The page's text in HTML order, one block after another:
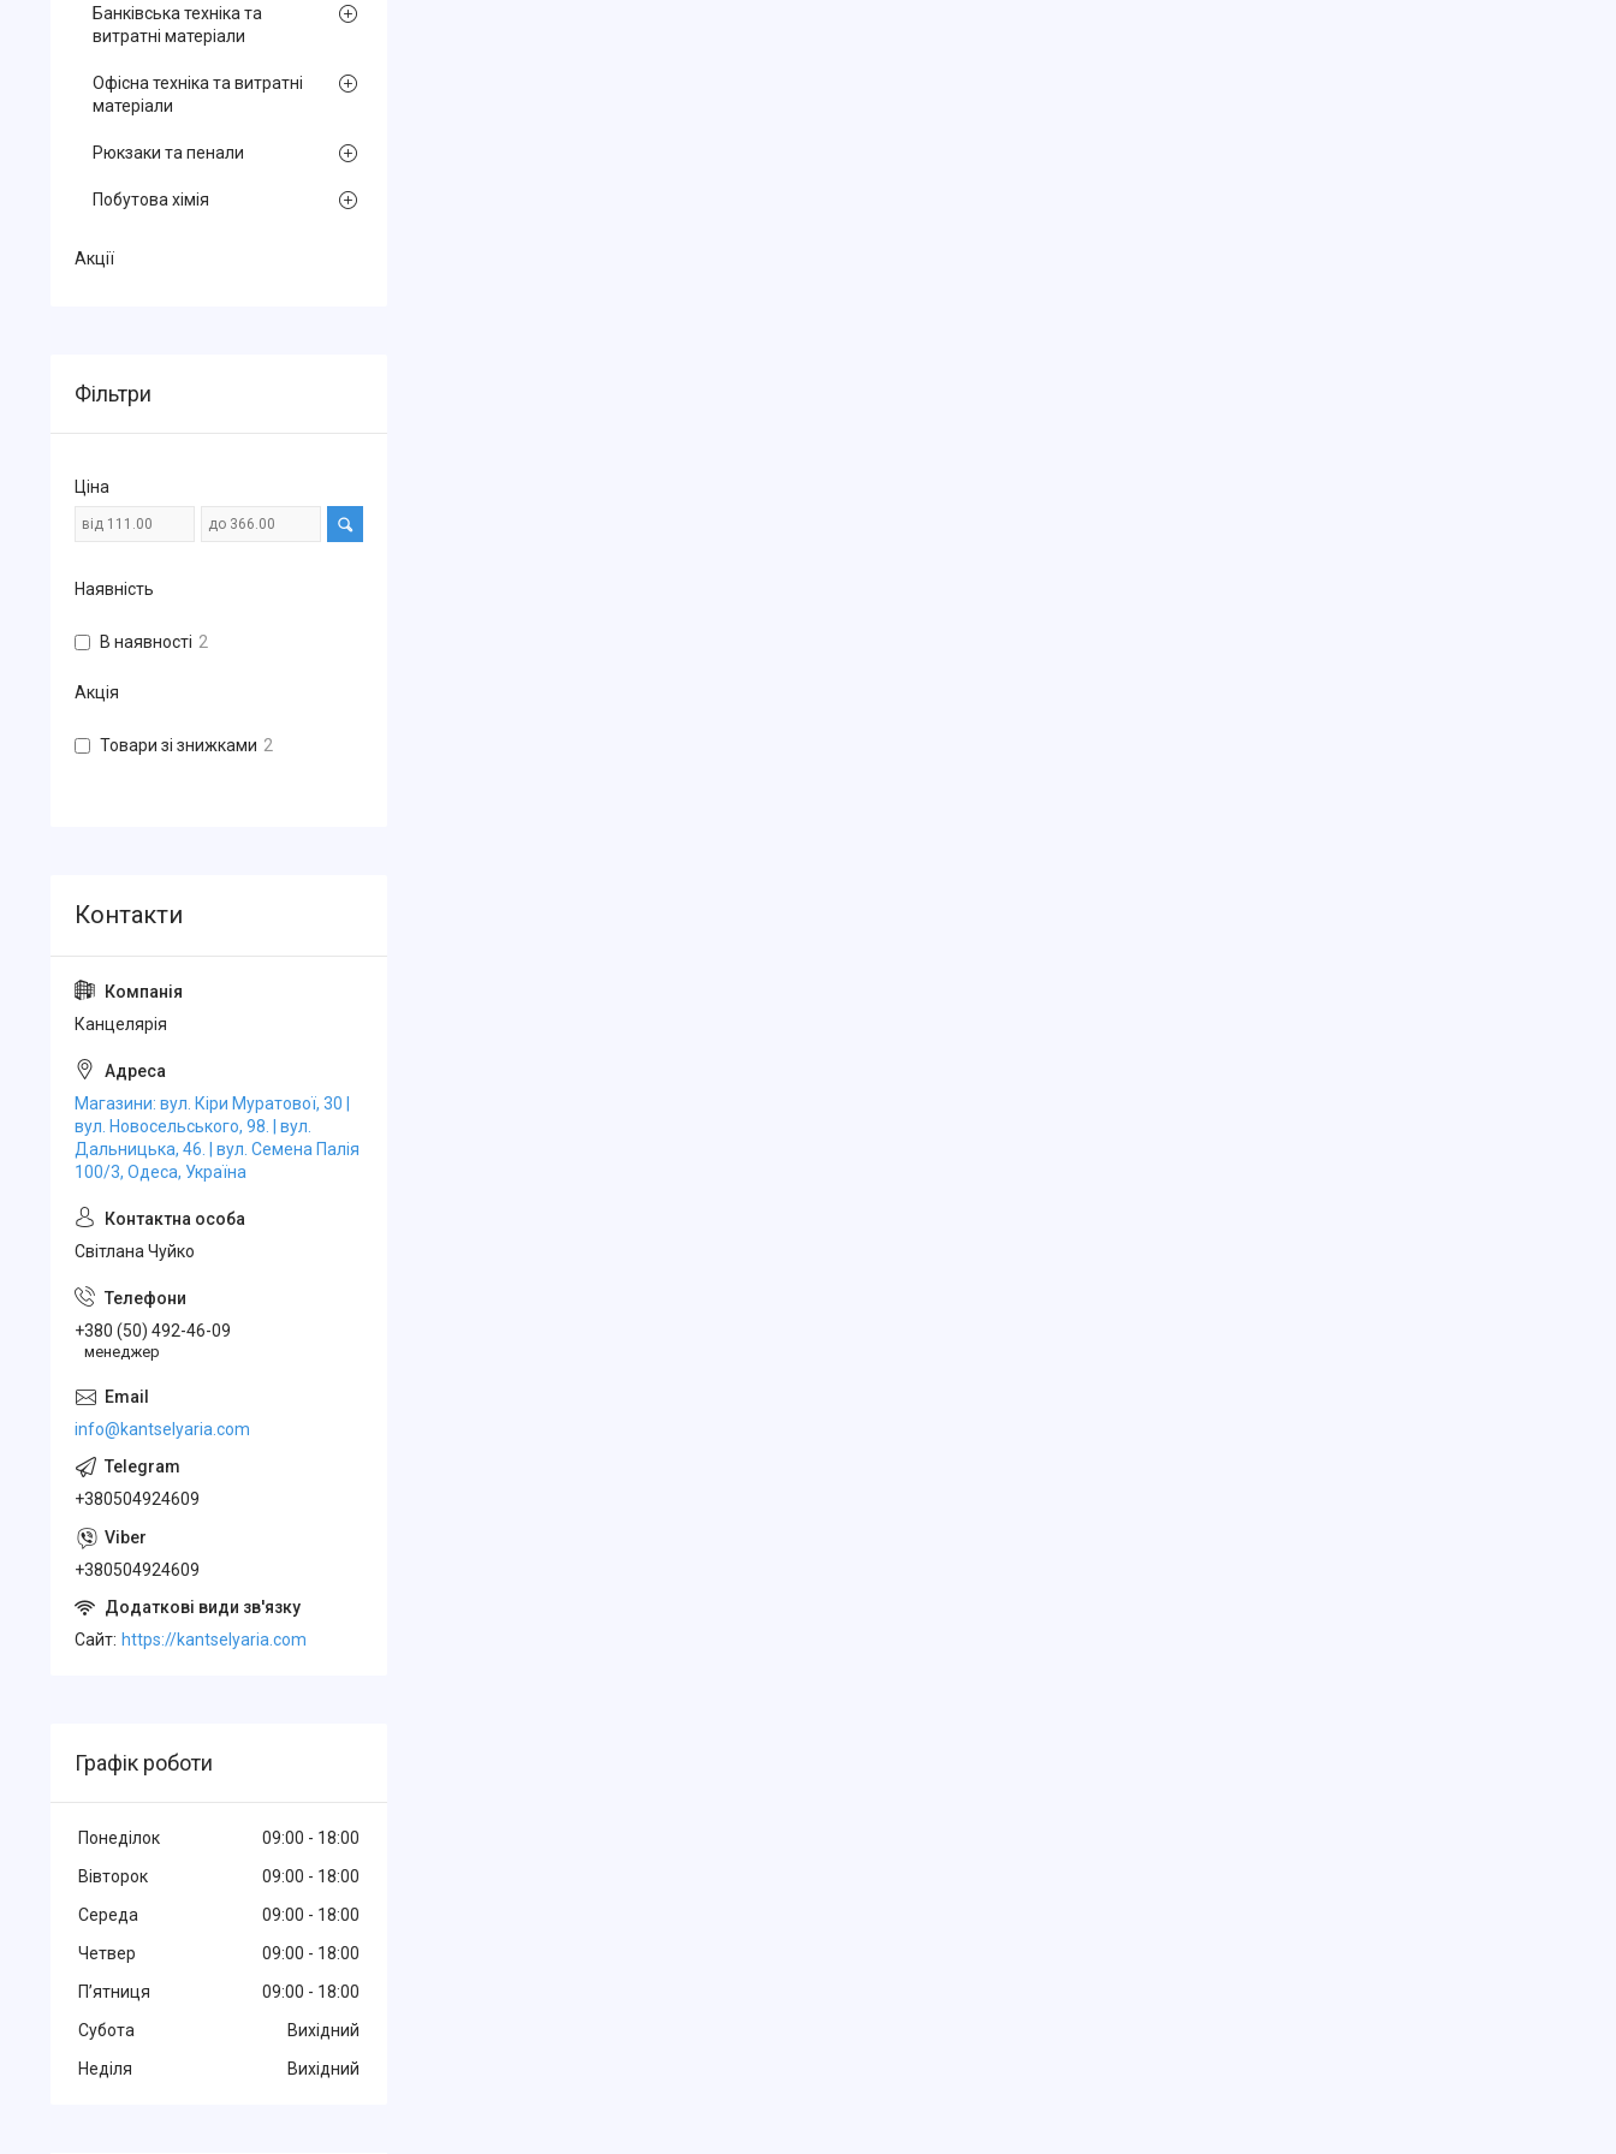
Банківська техніка та
витратні матеріали
Офісна техніка та витратні
матеріали
Рюкзаки та пенали
Побутова хімія
Акції
Фільтри
Ціна
Наявність
В наявності 2
Акція
Товари зі знижками 2
Канцелярiя
Магазини: вул. Кіри Муратової, 30 |
вул. Новосельського, 98. | вул.
Дальницька, 46. | вул. Семена Палія
100/3, Одеса, Україна
Свiтлана Чуйко
+380 (50) 492-46-09
менеджер
info@kantselyaria.com
+380504924609
+380504924609
Cайт https://kantselyaria.com
Графік роботи
Понеділок 09:00
18:00
Вівторок
09:00
18:00
Середа
09:00
18:00
Четвер
09:00
18:00
Пʼятниця
09:00
18:00
Субота
Вихідний
Неділя
Вихідний